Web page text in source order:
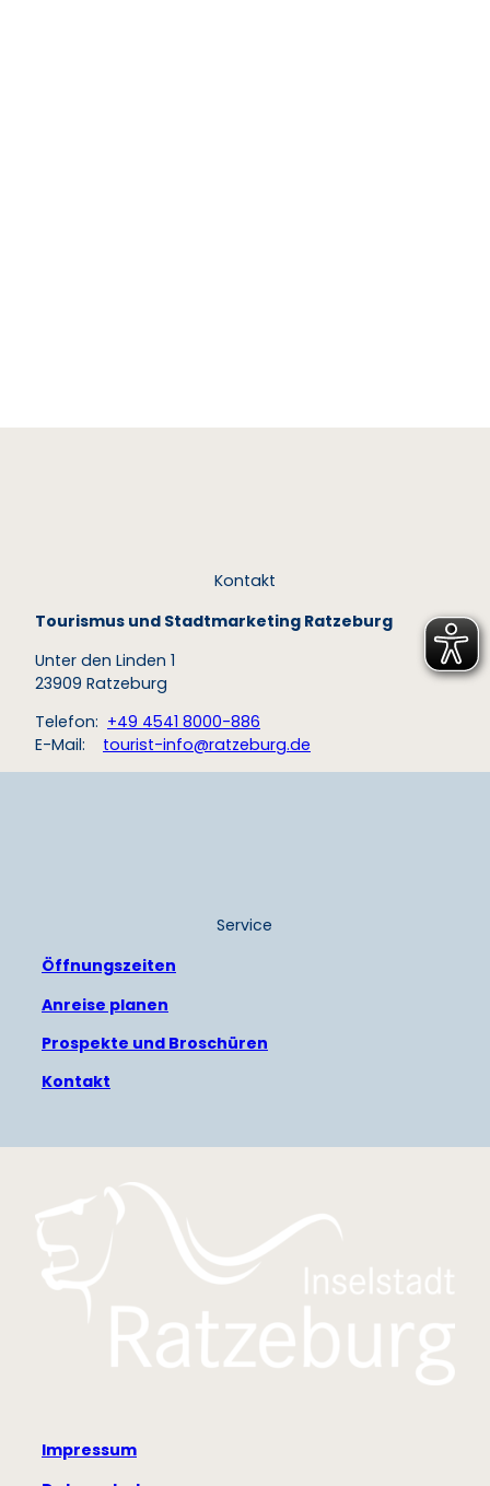
acht
Kontakt
Tourismus und Stadtmarketing Ratzeburg
Unter den Linden 1
23909 Ratzeburg
Telefon: +49 4541 8000-886
E-Mail: tourist-info@ratzeburg.de
Service
Öffnungszeiten
Anreise planen
Prospekte und Broschüren
Kontakt
Impressum